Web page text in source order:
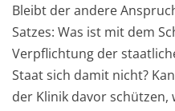
Bleibt der andere
Satzes: Was ist mit dem
Verpflichtung der
Staat sich damit nicht?
der Klinik davor